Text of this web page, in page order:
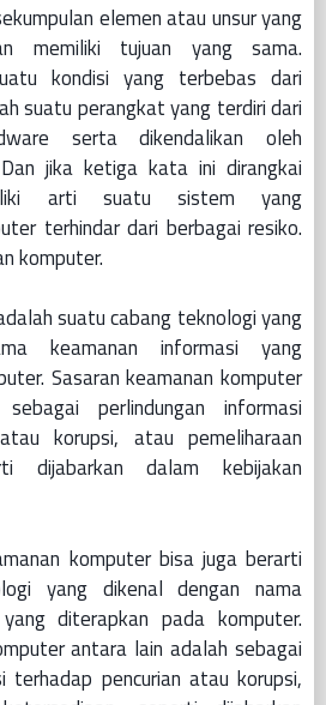
elemen atau unsur yang
memiliki tujuan yang sama.
kondisi yang terbebas dari
suatu perangkat yang terdiri dari
serta dikendalikan oleh
jika ketiga kata ini dirangkai
arti suatu sistem yang
terhindar dari berbagai resiko.
komputer.
suatu cabang teknologi yang
keamanan informasi yang
Sasaran keamanan komputer
perlindungan informasi
korupsi, atau pemeliharaan
dijabarkan dalam kebijakan
komputer bisa juga berarti
yang dikenal dengan nama
diterapkan pada komputer.
antara lain adalah sebagai
terhadap pencurian atau korupsi,